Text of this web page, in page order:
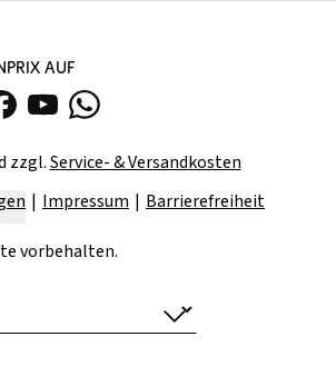
AUF
zzgl.Service- & Versandkosten
Impressum Barrierefreiheit
vorbehalten.